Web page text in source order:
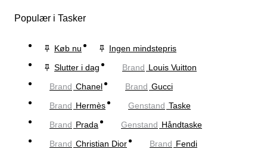
Populær i Tasker
Køb nu
Ingen mindstepris
Slutter i dag
Brand Louis Vuitton
Brand Chanel Brand Gucci
Brand Hermès Genstand Taske
Brand Prada Genstand Håndtaske
Brand Christian Dior Brand Fendi